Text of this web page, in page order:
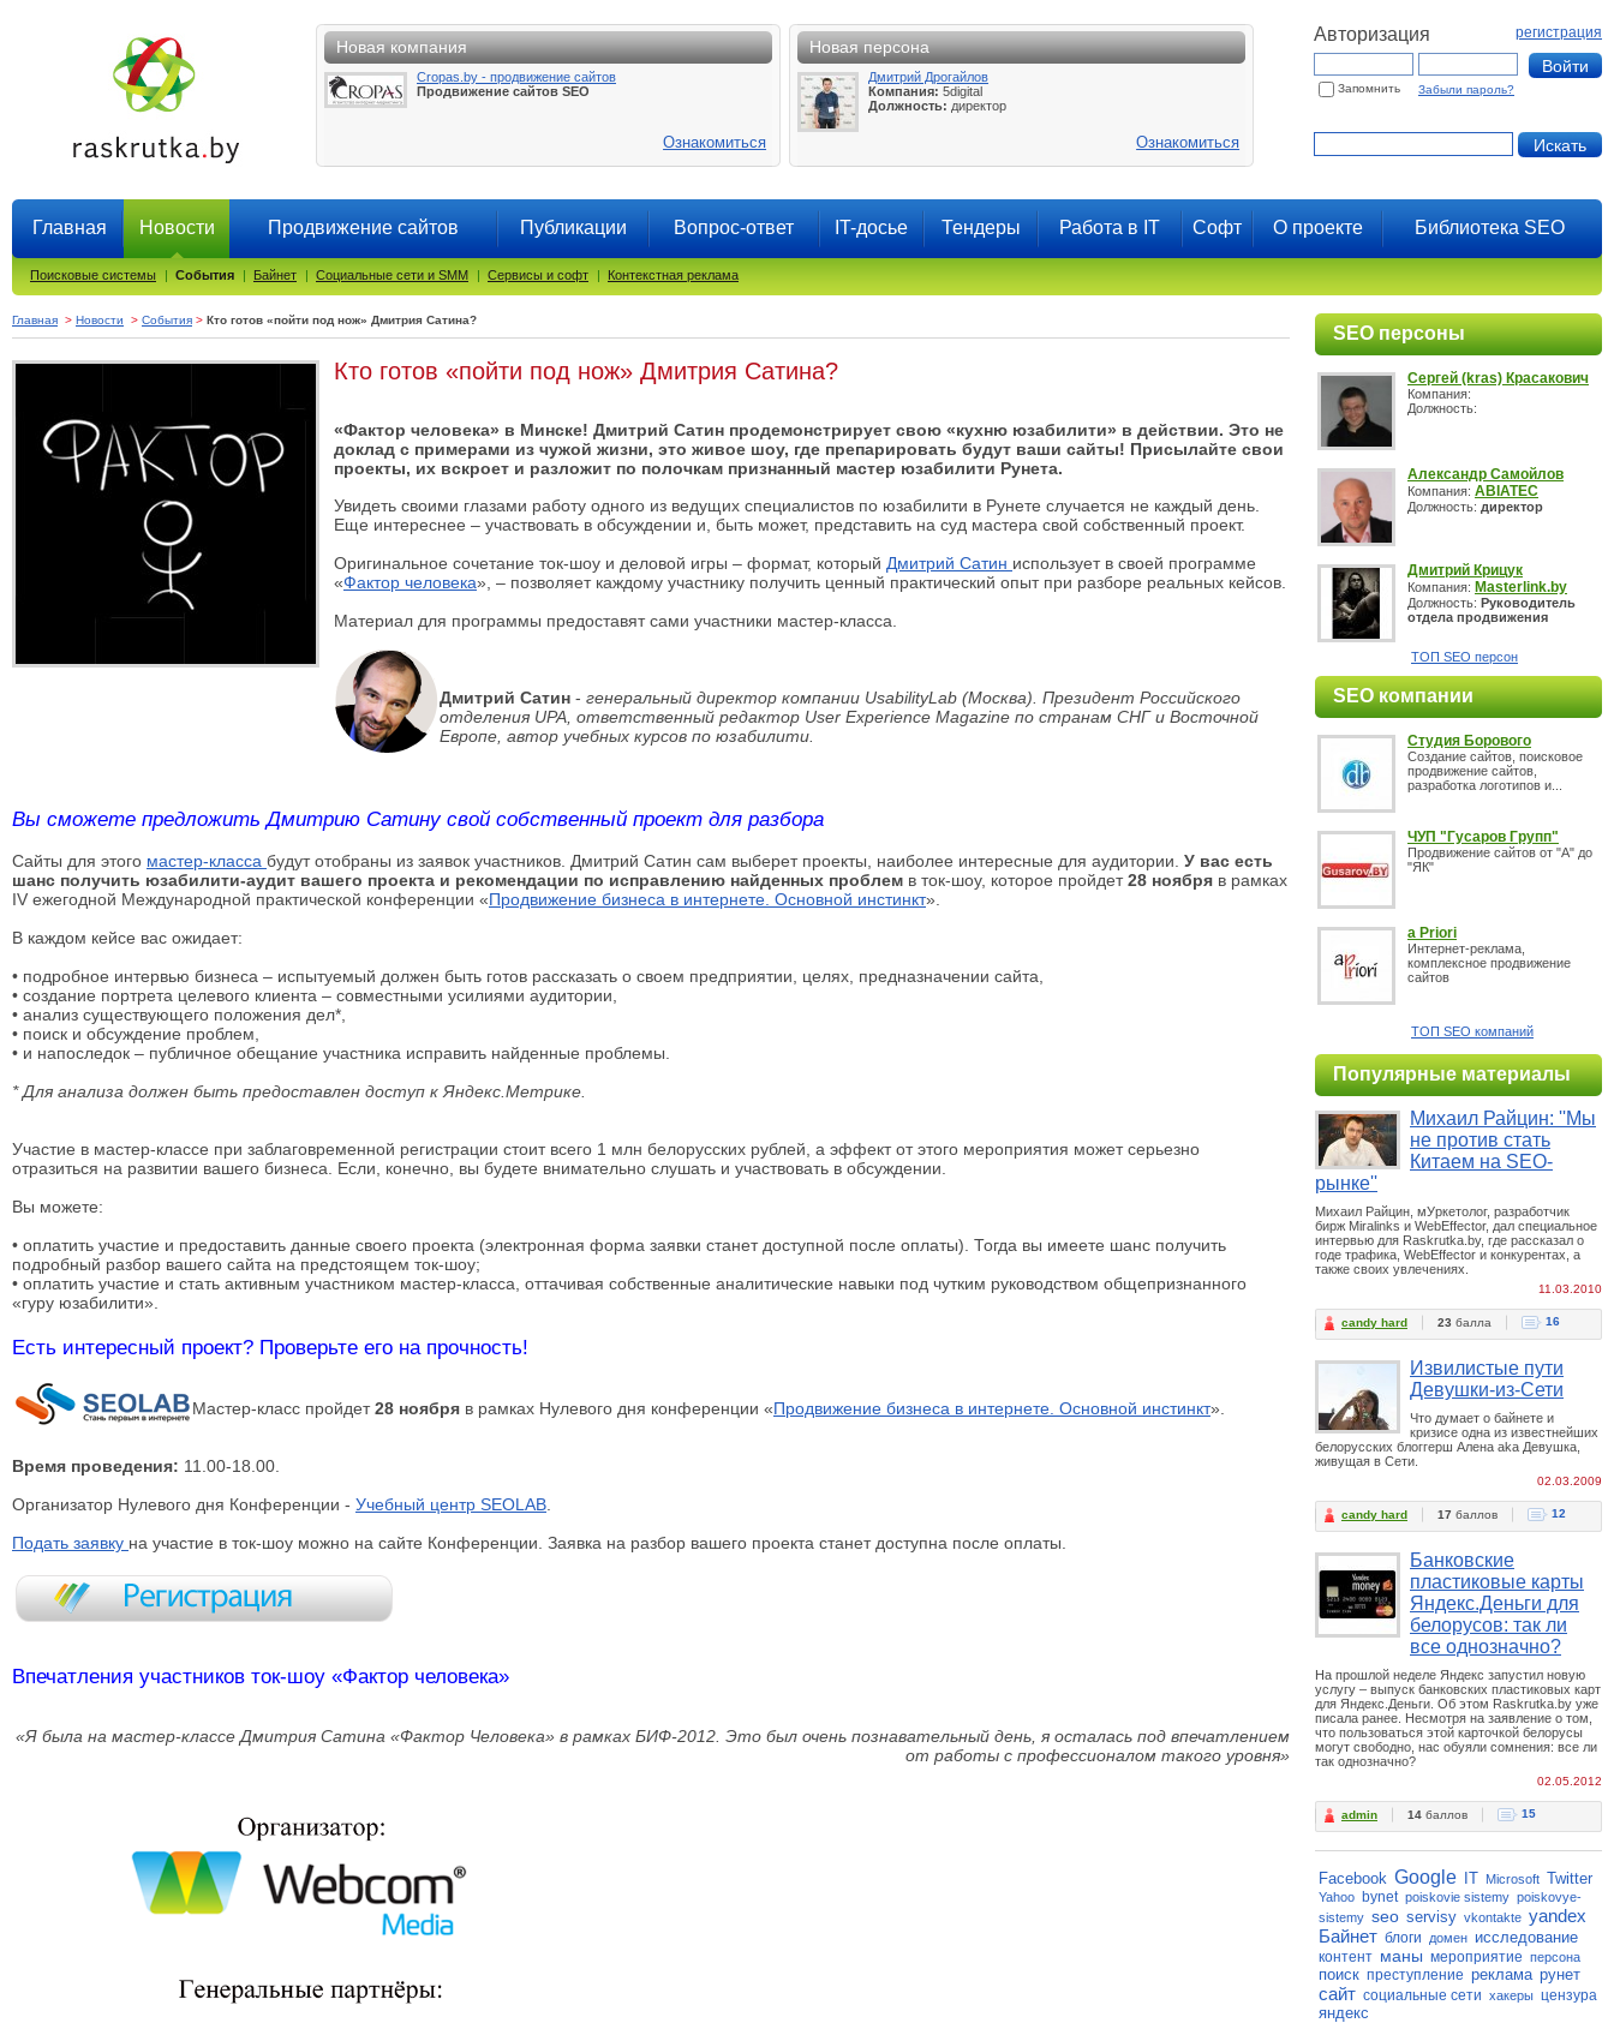
Новая компания
Cropas.by - продвижение сайтов
Продвижение сайтов SEO
Ознакомиться
Новая персона
Дмитрий Дрогайлов
Компания: 5digital
Должность: директор
Ознакомиться
Авторизация регистрация
Запомнить Забыли пароль?
Главная Новости Продвижение сайтов Публикации Вопрос-ответ IT-досье Тендеры Работа в IT Софт О проекте Библиотека SEO
Поисковые системы | События | Байнет | Социальные сети и SMM | Сервисы и софт | Контекстная реклама
Главная > Новости > События > Кто готов «пойти под нож» Дмитрия Сатина?
Кто готов «пойти под нож» Дмитрия Сатина?
«Фактор человека» в Минске! Дмитрий Сатин продемонстрирует свою «кухню юзабилити» в действии. Это не
доклад с примерами из чужой жизни, это живое шоу, где препарировать будут ваши сайты! Присылайте свои
проекты, их вскроет и разложит по полочкам признанный мастер юзабилити Рунета.
Увидеть своими глазами работу одного из ведущих специалистов по юзабилити в Рунете случается не каждый день.
Еще интереснее – участвовать в обсуждении и, быть может, представить на суд мастера свой собственный проект.
Оригинальное сочетание ток-шоу и деловой игры – формат, который Дмитрий Сатин использует в своей программе
«Фактор человека», – позволяет каждому участнику получить ценный практический опыт при разборе реальных кейсов.
Материал для программы предоставят сами участники мастер-класса.
Дмитрий Сатин - генеральный директор компании UsabilityLab (Москва). Президент Российского
отделения UPA, ответственный редактор User Experience Magazine по странам СНГ и Восточной
Европе, автор учебных курсов по юзабилити.
Вы сможете предложить Дмитрию Сатину свой собственный проект для разбора
Сайты для этого мастер-класса будут отобраны из заявок участников. Дмитрий Сатин сам выберет проекты, наиболее интересные для аудитории. У вас есть
шанс получить юзабилити-аудит вашего проекта и рекомендации по исправлению найденных проблем в ток-шоу, которое пройдет28 ноября в рамках
IV ежегодной Международной практической конференции «Продвижение бизнеса в интернете. Основной инстинкт».
В каждом кейсе вас ожидает:
• подробное интервью бизнеса – испытуемый должен быть готов рассказать о своем предприятии, целях, предназначении сайта,
• создание портрета целевого клиента – совместными усилиями аудитории,
• анализ существующего положения дел*,
• поиск и обсуждение проблем,
• и напоследок – публичное обещание участника исправить найденные проблемы.
* Для анализа должен быть предоставлен доступ к Яндекс.Метрике.
Участие в мастер-классе при заблаговременной регистрации стоит всего 1 млн белорусских рублей, а эффект от этого мероприятия может серьезно
отразиться на развитии вашего бизнеса. Если, конечно, вы будете внимательно слушать и участвовать в обсуждении.
Вы можете:
• оплатить участие и предоставить данные своего проекта (электронная форма заявки станет доступной после оплаты). Тогда вы имеете шанс получить
подробный разбор вашего сайта на предстоящем ток-шоу;
• оплатить участие и стать активным участником мастер-класса, оттачивая собственные аналитические навыки под чутким руководством общепризнанного
«гуру юзабилити».
Есть интересный проект? Проверьте его на прочность!
Мастер-класс пройдет28 ноября в рамках Нулевого дня конференции «Продвижение бизнеса в интернете. Основной инстинкт».
Время проведения: 11.00-18.00.
Организатор Нулевого дня Конференции - Учебный центр SEOLAB
Подать заявку на участие в ток-шоу можно на сайте Конференции. Заявка на разбор вашего проекта станет доступна после оплаты.
Впечатления участников ток-шоу «Фактор человека»
«Я была на мастер-классе Дмитрия Сатина «Фактор Человека» в рамках БИФ-2012. Это был очень познавательный день, я осталась под впечатлением
от работы с профессионалом такого уровня»
SEO персоны
Сергей (kras) Красакович
Компания:
Должность:
Александр Самойлов
Компания: ABIATEC
Должность: директор
Дмитрий Крицук
Компания: Masterlink.by
Должность: Руководитель
отдела продвижения
ТОП SEO персон
SEO компании
Студия Борового
Создание сайтов, поисковое
продвижение сайтов,
разработка логотипов и...
ЧУП "Гусаров Групп"
Продвижение сайтов от "А" до
"ЯК"
a Priori
Интернет-реклама,
комплексное продвижение
сайтов
ТОП SEO компаний
Популярные материалы
Михаил Райцин: ''Мы
не против стать
Китаем на SEO-
рынке''
Михаил Райцин, мУркетолог, разработчик
бирж Miralinks и WebEffector, дал специальное
интервью для Raskrutka.by, где рассказал о
годе трафика, WebEffector и конкурентах, а
также своих увлечениях.
11.03.2010
candy hard 23 балла 16
Извилистые пути
Девушки-из-Сети
Что думает о байнете и
кризисе одна из известнейших
белорусских блоггерш Алена aka Девушка,
живущая в Сети.
02.03.2009
candy hard 17 баллов 12
Банковские
пластиковые карты
Яндекс.Деньги для
белорусов: так ли
все однозначно?
На прошлой неделе Яндекс запустил новую
услугу – выпуск банковских пластиковых карт
для Яндекс.Деньги. Об этом Raskrutka.by уже
писала ранее. Несмотря на заявление о том,
что пользоваться этой карточкой белорусы
могут свободно, нас обуяли сомнения: все ли
так однозначно?
02.05.2012
admin 14 баллов 15
Facebook Google IT Microsoft Twitter
Yahoo bynet poiskovie sistemy poiskovye-
sistemy seo servisy vkontakte yandex
Байнет блоги домен исследование
контент маны мероприятие персона
поиск преступление реклама рунет
сайт социальные сети хакеры цензура
яндекс